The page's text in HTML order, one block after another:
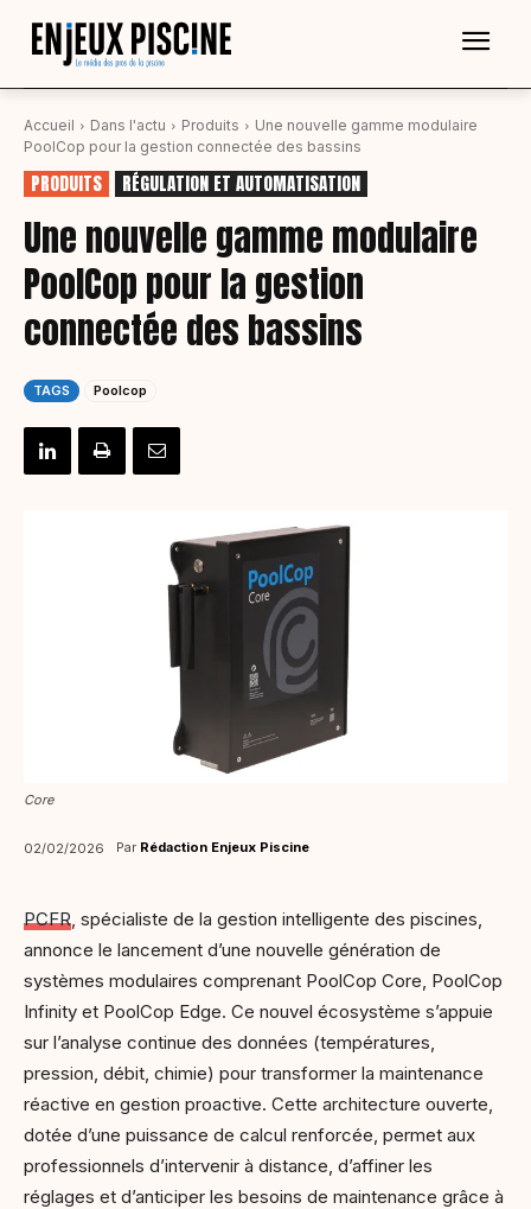
Accueil Dans l'actu Produits
Une nouvelle gamme modulaire
PoolCop pour la gestion connectée des bassins
PRODUITS RÉGULATION ET AUTOMATISATION
Une nouvelle gamme modulaire
PoolCop pour la gestion
connectée des bassins
TAGS Poolcop
Core
02/02/2026 Par Rédaction Enjeux Piscine
PCFR , spécialiste de la gestion intelligente des piscines,
annonce le lancement d’une nouvelle génération de
systèmes modulaires comprenant PoolCop Core, PoolCop
Infinity et PoolCop Edge. Ce nouvel écosystème s’appuie
sur l’analyse continue des données (températures,
pression, débit, chimie) pour transformer la maintenance
réactive en gestion proactive. Cette architecture ouverte,
dotée d’une puissance de calcul renforcée, permet aux
professionnels d’intervenir à distance, d’affiner les
réglages et d’anticiper les besoins de maintenance grâce à